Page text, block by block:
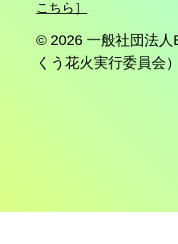
【緊急追加！】
こちら］
© 2026 一般社団法人
くう花火実行委員会）